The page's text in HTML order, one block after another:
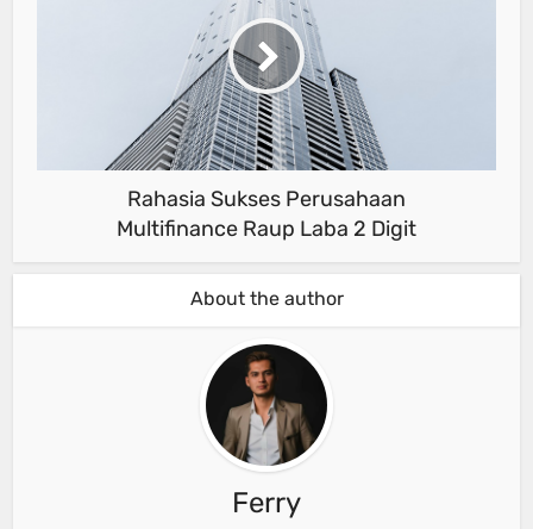
Rahasia Sukses Perusahaan
Multifinance Raup Laba 2 Digit
About the author
Ferry